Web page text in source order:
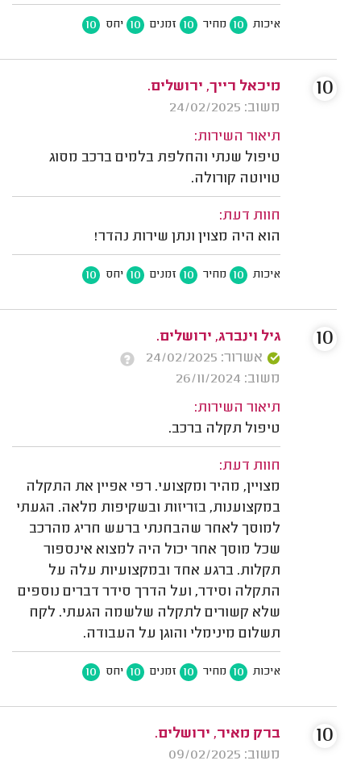
איכות 10 מחיר 10 זמנים 10 יחס 10
מיכאל רייך, ירושלים.
משוב: 24/02/2025
תיאור השירות:
טיפול שנתי והחלפת בלמים ברכב מסוג
טויוטה קורולה.
חוות דעת:
הוא היה מצוין ונתן שירות נהדר!
איכות 10 מחיר 10 זמנים 10 יחס 10
10
גיל וינברג, ירושלים.
אשרור: 24/02/2025
משוב: 26/11/2024
תיאור השירות:
טיפול תקלה ברכב.
חוות דעת:
מצויין, מהיר ומקצועי. רפי אפיין את התקלה
במקצוענות, בזריזות ובשקיפות מלאה. הגעתי
למוסך לאחר שהבחנתי ברעש חריג מהרכב
שכל מוסך אחר יכול היה למצוא אינספור
תקלות. ברגע אחד ובמקצועיות עלה על
התקלה וסידר, ועל הדרך סידר דברים נוספים
שלא קשורים לתקלה שלשמה הגעתי. לקח
תשלום מינימלי והוגן על העבודה.
איכות 10 מחיר 10 זמנים 10 יחס 10
10
ברק מאיר, ירושלים.
משוב: 09/02/2025
10